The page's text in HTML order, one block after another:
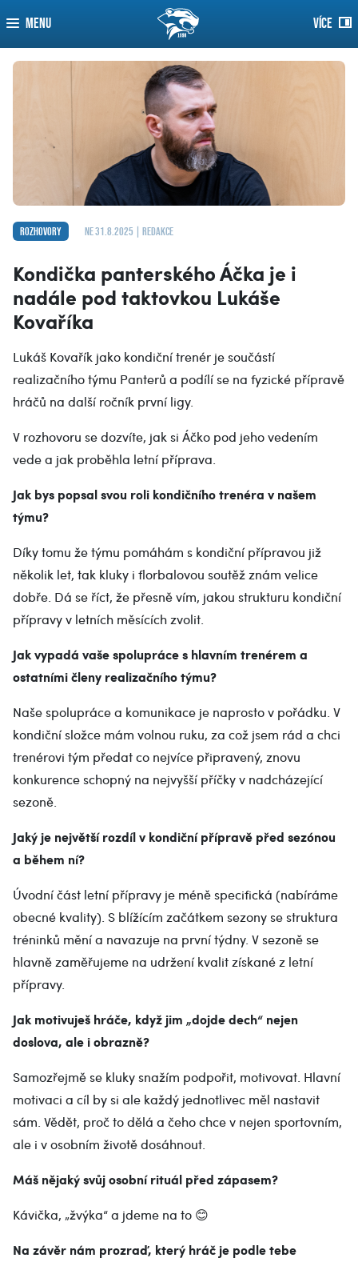
MENU VÍCE
Rozhovory ne 31.8.2025 | redakce
Kondička panterského Áčka je i
nadále pod taktovkou Lukáše
Kovaříka
Lukáš Kovařík jako kondiční trenér je součástí
realizačního týmu Panterů a podílí se na fyzické přípravě
hráčů na další ročník první ligy.
V rozhovoru se dozvíte, jak si Áčko pod jeho vedením
vede a jak proběhla letní příprava.
Jak bys popsal svou roli kondičního trenéra v našem
týmu?
Díky tomu že týmu pomáhám s kondiční přípravou již
několik let, tak kluky i florbalovou soutěž znám velice
dobře. Dá se říct, že přesně vím, jakou strukturu kondiční
přípravy v letních měsících zvolit.
Jak vypadá vaše spolupráce s hlavním trenérem a
ostatními členy realizačního týmu?
Naše spolupráce a komunikace je naprosto v pořádku. V
kondiční složce mám volnou ruku, za což jsem rád a chci
trenérovi tým předat co nejvíce připravený, znovu
konkurence schopný na nejvyšší příčky v nadcházející
sezoně.
Jaký je největší rozdíl v kondiční přípravě před sezónou
a během ní?
Úvodní část letní přípravy je méně specifická (nabíráme
obecné kvality). S blížícím začátkem sezony se struktura
tréninků mění a navazuje na první týdny. V sezoně se
hlavně zaměřujeme na udržení kvalit získané z letní
přípravy.
Jak motivuješ hráče, když jim „dojde dech“ nejen
doslova, ale i obrazně?
Samozřejmě se kluky snažím podpořit, motivovat. Hlavní
motivaci a cíl by si ale každý jednotlivec měl nastavit
sám. Vědět, proč to dělá a čeho chce v nejen sportovním,
ale i v osobním životě dosáhnout.
Máš nějaký svůj osobní rituál před zápasem?
Kávička, „žvýka“ a jdeme na to 😊
Na závěr nám prozraď, který hráč je podle tebe